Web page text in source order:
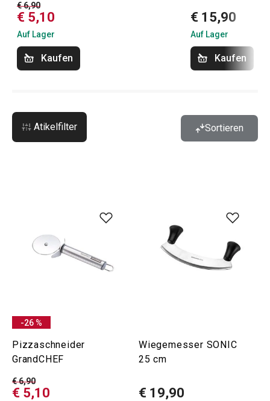
€ 6,90
€ 5,10
Auf Lager
Kaufen
€ 15,90
Auf Lager
Kaufen
Atikelfilter Sortieren
-26 %
Pizzaschneider
GrandCHEF
€ 6,90
€ 5,10
Wiegemesser SONIC
25 cm
€ 19,90